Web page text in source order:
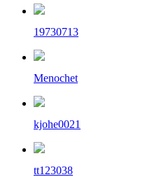
19730713
Menochet
kjohe0021
tt123038